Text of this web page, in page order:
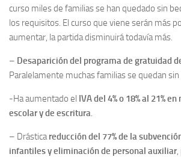
curso miles de familias se han quedado sin
los requisitos. El curso que viene serán más
aumentar, la partida disminuirá todavía más.
– Desaparición del programa de gratuidad
Paralelamente muchas familias se quedan sin
-Ha aumentado el IVA del 4% o 18% al 21%
escolar y de escritura.
– Drásticareducción del 77% de la
infantiles y eliminación de personal auxiliar,